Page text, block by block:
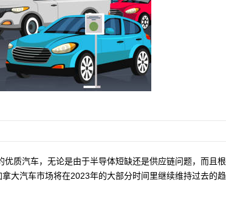
优质汽车，无论是由于半导体短缺还是供应链问题，而且根
大汽车市场将在2023年的大部分时间里继续维持过去的趋